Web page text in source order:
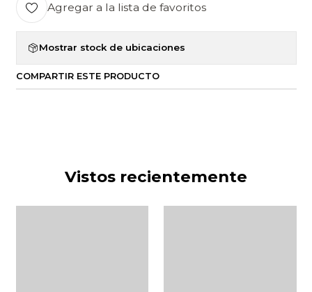
Agregar a la lista de favoritos
Mostrar stock de ubicaciones
COMPARTIR ESTE PRODUCTO
Vistos recientemente